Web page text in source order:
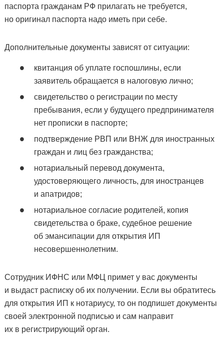
паспорта гражданам РФ прилагать не требуется,
но оригинал паспорта надо иметь при себе.
Дополнительные документы зависят от ситуации:
квитанция об уплате госпошлины, если
заявитель обращается в налоговую лично;
свидетельство о регистрации по месту
пребывания, если у будущего предпринимателя
нет прописки в паспорте;
подтверждение РВП или ВНЖ для иностранных
граждан и лиц без гражданства;
нотариальный перевод документа,
удостоверяющего личность, для иностранцев
и апатридов;
нотариальное согласие родителей, копия
свидетельства о браке, судебное решение
об эмансипации для открытия ИП
несовершеннолетним.
Сотрудник ИФНС или МФЦ примет у вас документы
и выдаст расписку об их получении. Если вы обратитесь
для открытия ИП к нотариусу, то он подпишет документы
своей электронной подписью и сам направит
их в регистрирующий орган.